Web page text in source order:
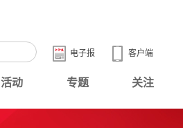
客户端
电子报
活动 专题 关注